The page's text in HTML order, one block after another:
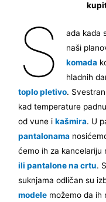
S
ada kada
naši
komada
hladnih
toplo pletivo.
kad temperature
od vune ikašmira. U
pantalonama
ćemo ih za
ili pantalone na crtu.
suknjama odličan su
modele možemo da ih